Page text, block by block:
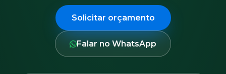
Solicitar orçamento
Falar no WhatsApp